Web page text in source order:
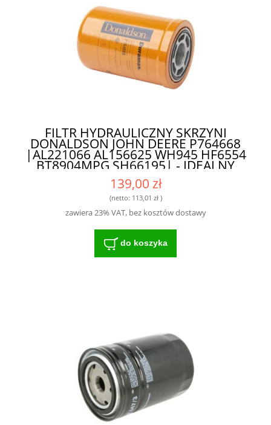
FILTR HYDRAULICZNY SKRZYNI
DONALDSON JOHN DEERE P764668
|AL221066 AL156625 WH945 HF6554
BT8904MPG SH66195| - IDEALNY
FILTR DO INTENSYWNIE
EKSPLOATOWANYCH MASZYN
139,00 zł
(netto: 113,01 zł)
zawiera 23% VAT, bez kosztów dostawy
do koszyka